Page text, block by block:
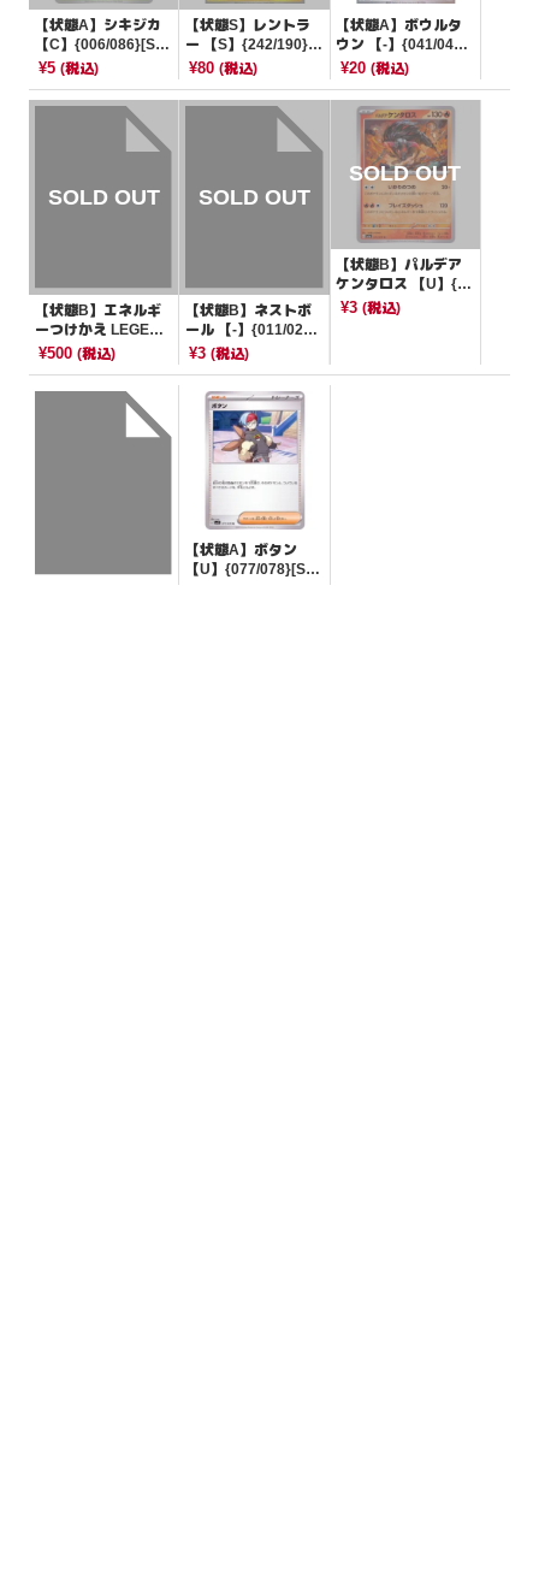
【状態A】シキジカ
【C】{006/086}[SV1
1W]
¥5 (税込)
【状態S】レントラ
ー 【S】{242/190}[S
V4a]
¥80(税込)
【状態A】ボウルタ
ウン 【-】{041/045}
[SVN]
¥20 (税込)
【状態B】エネルギ
ーつけかえ LEGEND
【-】{063/070}[その
¥500 (税込)
【状態B】ネストボ
ール 【-】{011/021}
[smE]
¥3(税込)
【状態B】パルデア
ケンタロス 【U】{0
11/073}[SV1a]
¥3 (税込)
【状態A】ボタン
【U】{077/078}[SV